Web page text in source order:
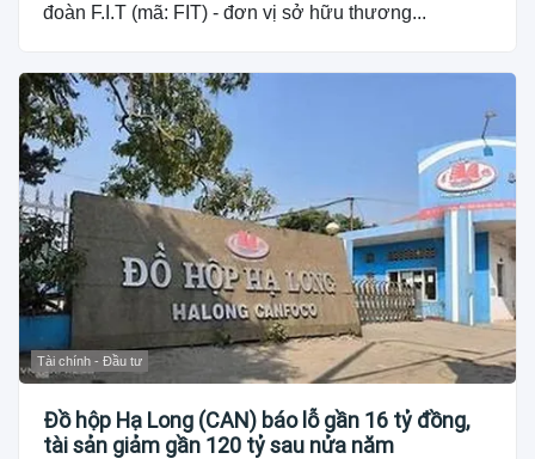
đoàn F.I.T (mã: FIT) - đơn vị sở hữu thương...
Tài chính - Đầu tư
Đồ hộp Hạ Long (CAN) báo lỗ gần 16 tỷ đồng,
tài sản giảm gần 120 tỷ sau nửa năm